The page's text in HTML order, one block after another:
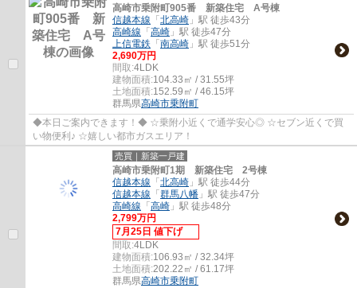
高崎市乗附町905番 新築住宅 A号棟
信越本線 「 北高崎 」駅 徒歩43分
高崎線 「 高崎 」駅 徒歩47分
上信電鉄 「 南高崎 」駅 徒歩51分
2,690万円
間取:4LDK
建物面積:104.33㎡ / 31.55坪
土地面積:152.59㎡ / 46.15坪
群馬県高崎市乗附町
◆本日ご案内できます！◆ ☆乗附小近くで通学安心◎ ☆セブン近くで買
い物便利♪ ☆嬉しい都市ガスエリア！
売買｜新築一戸建
高崎市乗附町1期 新築住宅 2号棟
信越本線 「 北高崎 」駅 徒歩44分
信越本線 「 群馬八幡 」駅 徒歩47分
高崎線 「 高崎 」駅 徒歩48分
2,799万円
7月25日 値下げ
間取:4LDK
建物面積:106.93㎡ / 32.34坪
土地面積:202.22㎡ / 61.17坪
群馬県高崎市乗附町